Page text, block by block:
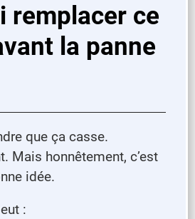
remplacer ce
la panne
que ça casse.
Mais honnêtement, c’est
idée.
: